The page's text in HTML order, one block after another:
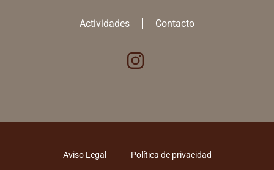
Actividades Contacto
Aviso Legal Política de privacidad
RECHAZAR